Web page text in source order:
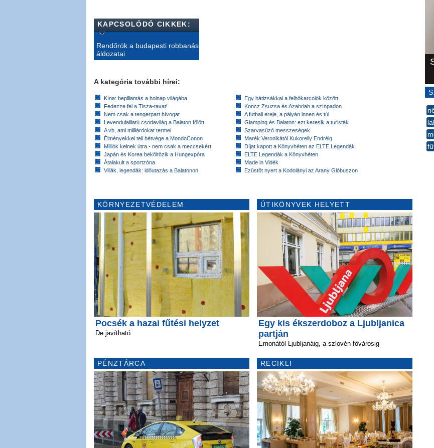
KAPCSOLÓDÓ CIKKEK:
Rendőrök a budapesti robbanás
áldozatai
A kategória további hírei:
Kína: bepillantás a holnap világába
Fedezze fel a Tisza-tavat!
Nem csak a tengerpart hívogat
Levendulaillatú csodavilág a Balaton fölött
A vb, ami milliárdokat termel
Élményekkel teli hétvége a MondoConon
Milliók kelnek útra - nem csak a meccsekért
Japán és Korea beköltözik a Hungexpóra
Átalakult a sportzóna
Villák, legendák: időutazás a Balatonon
Egy hátizsákkal a felhőkarcolók között
Koncz Zsuzsa és Azahriah a színpadon
A futball ereje, a pályán innen és túl
Glamping és Balaton: ezt keresik a turisták
Szarvasűző messzeségek
Marék Veronikától Kukorelly Endréig
Díjat kapott a Könyvhéten az ELTE Legendák
ELTE Legendák a Könyvhéten
Made in Vidék
Ezüstöt nyert a Kodolányi az Arany Glóbuszon
KÖRNYEZETVÉDELEM
Pocsék a hazai fűtési helyzet
De javítható
PÉNZTÁRCA
ÚTIKÖNYVEK HELYETT
Egy kis ékszerdoboz a Ljubljanica
partján
Emonától Ljubljanáig, a szlovén fővárosig
RECIKLI